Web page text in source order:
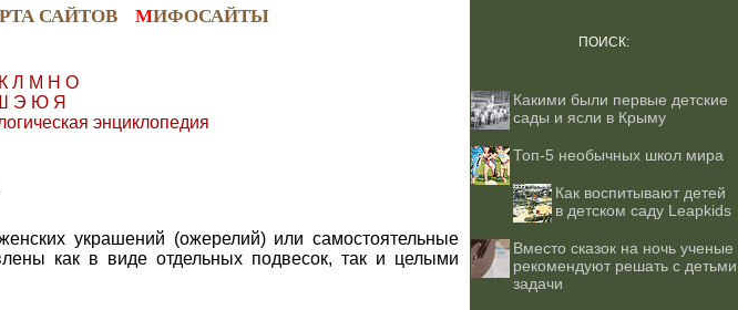
САЙТОВ МИФОСАЙТЫ
К Л М Н О
Э Ю Я
энциклопедия
украшений (ожерелий) или самостоятельные
как в виде отдельных подвесок, так и целыми
ПОИСК:
Какими были первые детские
сады и ясли в Крыму
Топ-5 необычных школ мира
Как воспитывают детей
в детском саду Leapkids
Вместо сказок на ночь ученые
рекомендуют решать с детьми
задачи